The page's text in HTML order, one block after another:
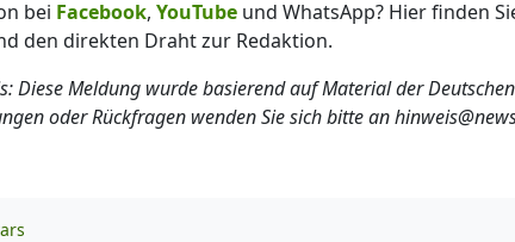
bei Facebook, YouTube und WhatsApp? Hier finden
den direkten Draht zur Redaktion.
Diese Meldung wurde basierend auf Material der
oder Rückfragen wenden Sie sich bitte an